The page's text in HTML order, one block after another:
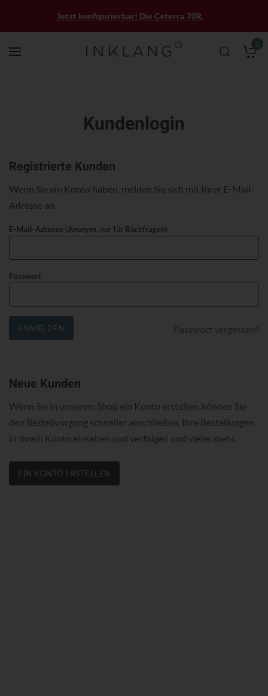
0
Jetzt konfigurierbar! Die Ceterra 70R.
Kundenlogin
Registrierte Kunden
Wenn Sie ein Konto haben, melden Sie sich mit Ihrer E-Mail-
Adresse an.
E-Mail-Adresse (Anonym, nur für Rückfragen)
Passwort
ANMELDEN Passwort vergessen?
Neue Kunden
Wenn Sie in unserem Shop ein Konto erstellen, können Sie
den Bestellvorgang schneller abschließen, Ihre Bestellungen
in Ihrem Konto einsehen und verfolgen und vieles mehr.
EIN KONTO ERSTELLEN